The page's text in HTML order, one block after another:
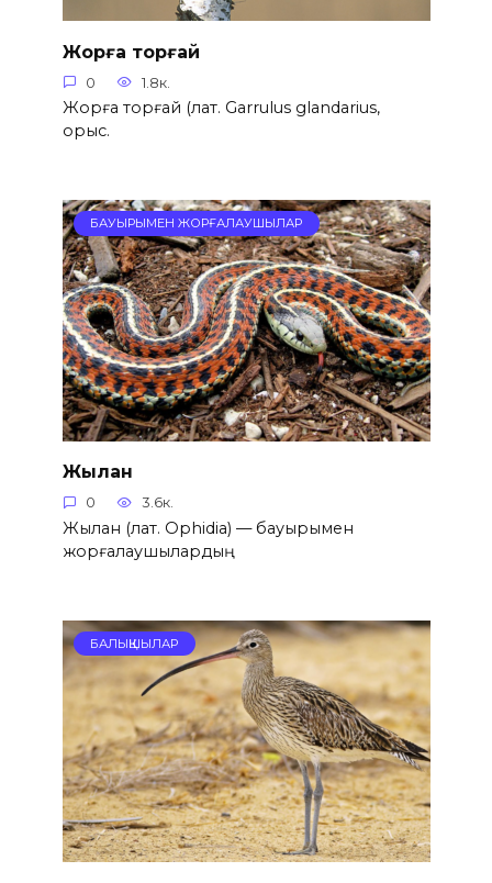
Жорға торғай
0 1.8к.
Жорға торғай (лат. Garrulus glandarius,
орыс.
БАУЫРЫМЕН ЖОРҒАЛАУШЫЛАР
Жылан
0 3.6к.
Жылан (лат. Ophidia) — бауырымен
жорғалаушылардың
БАЛЫҚШЫЛАР